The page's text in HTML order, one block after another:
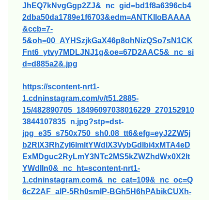
JhEQ7kNvgGgp2ZJ&_nc_gid=bd1f8a6396cb4
2dba50da1789e1f6703&edm=ANTKIIoBAAAA
&ccb=7-
5&oh=00_AYHSzjkGaX46p8ohNizQSo7sN1CK
Fnt6_ytvy7MDLJNJ1g&oe=67D2AAC5&_nc_si
d=d885a2&.jpg
https://scontent-nrt1-
1.cdninstagram.com/v/t51.2885-
15/482890705_18496097038016229_270152910
3844107835_n.jpg?stp=dst-
jpg_e35_s750x750_sh0.08_tt6&efg=eyJ2ZW5j
b2RlX3RhZyI6ImltYWdlX3VybGdlbi4xMTA4eD
ExMDguc2RyLmY3NTc2MS5kZWZhdWx0X2lt
YWdlIn0&_nc_ht=scontent-nrt1-
1.cdninstagram.com&_nc_cat=109&_nc_oc=Q
6cZ2AF_alP-5Rh0smlP-BGh5H6hPAbikCUXh-